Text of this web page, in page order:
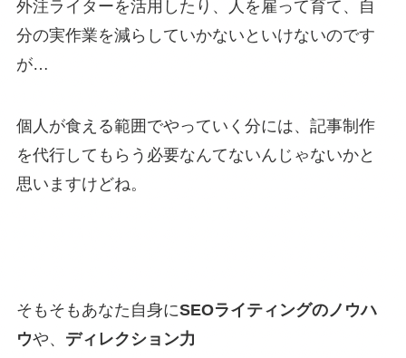
外注ライターを活用したり、人を雇って育て、自
分の実作業を減らしていかないといけないのです
が…
個人が食える範囲でやっていく分には、記事制作
を代行してもらう必要なんてないんじゃないかと
思いますけどね。
そもそもあなた自身にSEOライティングのノウハ
ウや、 ディレクション力